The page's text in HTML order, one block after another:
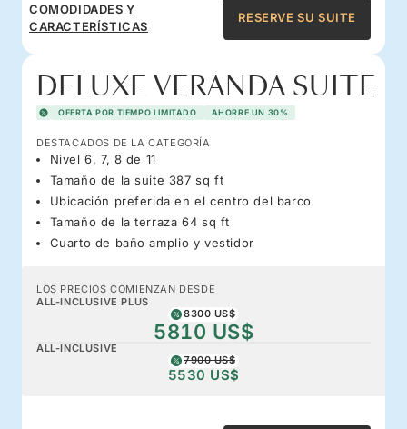
COMODIDADES Y
CARACTERÍSTICAS
RESERVE SU SUITE
DELUXE VERANDA SUITE
OFERTA POR TIEMPO LIMITADO AHORRE UN 30%
DESTACADOS DE LA CATEGORÍA
Nivel 6, 7, 8 de 11
Tamaño de la suite 387 sq ft
Ubicación preferida en el centro del barco
Tamaño de la terraza 64 sq ft
Cuarto de baño amplio y vestidor
LOS PRECIOS COMIENZAN DESDE
ALL-INCLUSIVE PLUS
8300 US$
5810 US$
ALL-INCLUSIVE
7900 US$
5530 US$